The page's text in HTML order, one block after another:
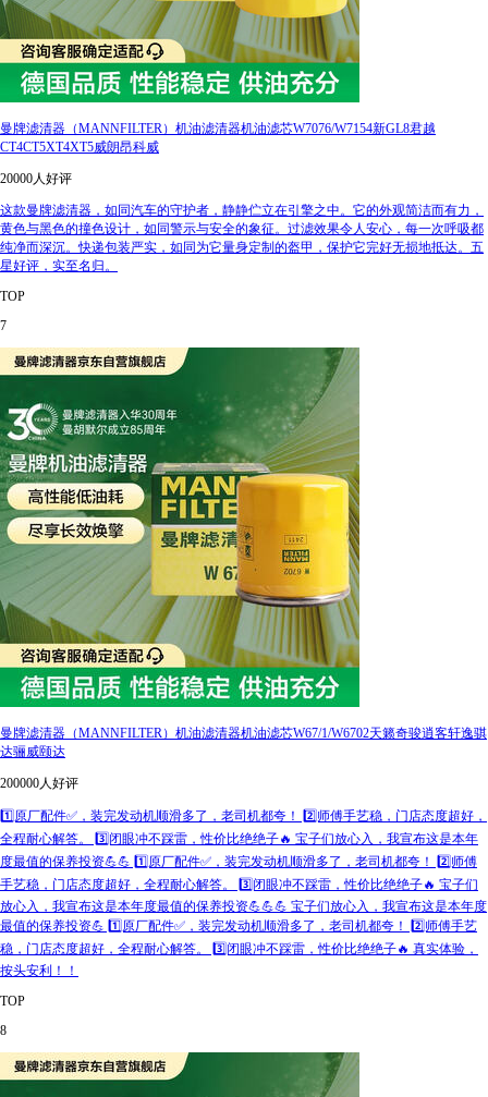
曼牌滤清器（MANNFILTER）机油滤清器机油滤芯W7076/W7154新GL8君越
CT4CT5XT4XT5威朗昂科威
20000人好评
这款曼牌滤清器，如同汽车的守护者，静静伫立在引擎之中。它的外观简洁而有力，
黄色与黑色的撞色设计，如同警示与安全的象征。过滤效果令人安心，每一次呼吸都
纯净而深沉。快递包装严实，如同为它量身定制的盔甲，保护它完好无损地抵达。五
星好评，实至名归。
TOP
7
曼牌滤清器（MANNFILTER）机油滤清器机油滤芯W67/1/W6702天籁奇骏逍客轩逸骐
达骊威颐达
200000人好评
1️⃣原厂配件✅，装完发动机顺滑多了，老司机都夸！ 2️⃣师傅手艺稳，门店态度超好，
全程耐心解答。 3️⃣闭眼冲不踩雷，性价比绝绝子🔥 宝子们放心入，我宣布这是本年
度最值的保养投资💪💪 1️⃣原厂配件✅，装完发动机顺滑多了，老司机都夸！ 2️⃣师傅
手艺稳，门店态度超好，全程耐心解答。 3️⃣闭眼冲不踩雷，性价比绝绝子🔥 宝子们
放心入，我宣布这是本年度最值的保养投资💪💪💪 宝子们放心入，我宣布这是本年度
最值的保养投资💪 1️⃣原厂配件✅，装完发动机顺滑多了，老司机都夸！ 2️⃣师傅手艺
稳，门店态度超好，全程耐心解答。 3️⃣闭眼冲不踩雷，性价比绝绝子🔥 真实体验，
按头安利！！
TOP
8